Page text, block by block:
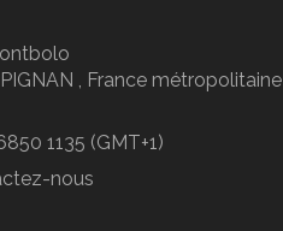
, France métropolitaine
1135 (GMT+1)
nous